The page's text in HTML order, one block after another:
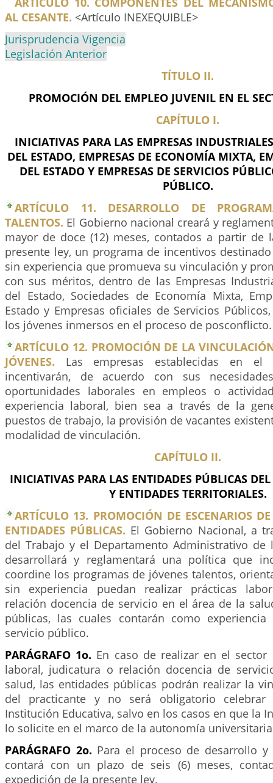
AL CESANTE. <Artículo INEXEQUIBLE>
Jurisprudencia Vigencia
Legislación Anterior
TÍTULO II.
PROMOCIÓN DEL EMPLEO JUVENIL EN EL
CAPÍTULO I.
INICIATIVAS PARA LAS EMPRESAS
DEL ESTADO, EMPRESAS DE ECONOMÍA MIXTA,
DEL ESTADO Y EMPRESAS DE SERVICIOS
PÚBLICO.
ARTÍCULO 11. DESARROLLO DE
TALENTOS. El Gobierno nacional creará y
mayor de doce (12) meses, contados a partir de
presente ley, un programa de incentivos
sin experiencia que promueva su vinculación y
con sus méritos, dentro de las Empresas
del Estado, Sociedades de Economía Mixta,
Estado y Empresas oficiales de Servicios
los jóvenes inmersos en el proceso de posconflicto.
ARTÍCULO 12. PROMOCIÓN DE LA
JÓVENES. Las empresas establecidas en el
incentivarán, de acuerdo con sus
oportunidades laborales en empleos o
experiencia laboral, bien sea a través de la
puestos de trabajo, la provisión de vacantes
modalidad de vinculación.
CAPÍTULO II.
INICIATIVAS PARA LAS ENTIDADES PÚBLICAS DEL
Y ENTIDADES TERRITORIALES.
ARTÍCULO 13. PROMOCIÓN DE ESCENARIOS
ENTIDADES PÚBLICAS. El Gobierno Nacional, a
del Trabajo y el Departamento Administrativo de
desarrollará y reglamentará una política que
coordine los programas de jóvenes talentos,
sin experiencia puedan realizar prácticas
relación docencia de servicio en el área de la
públicas, las cuales contarán como
servicio público.
PARÁGRAFO 1o. En caso de realizar en el
laboral, judicatura o relación docencia de
salud, las entidades públicas podrán realizar la
del practicante y no será obligatorio celebrar
Institución Educativa, salvo en los casos en que la
lo solicite en el marco de la autonomía
PARÁGRAFO 2o. Para el proceso de desarrollo y
contará con un plazo de seis (6) meses,
expedición de la presente ley.